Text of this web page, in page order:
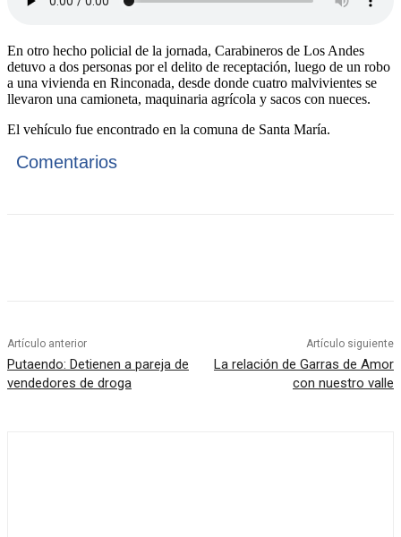
En otro hecho policial de la jornada, Carabineros de Los Andes
detuvo a dos personas por el delito de receptación, luego de un robo
a una vivienda en Rinconada, desde donde cuatro malvivientes se
llevaron una camioneta, maquinaria agrícola y sacos con nueces.
El vehículo fue encontrado en la comuna de Santa María.
Comentarios
Artículo anterior
Putaendo: Detienen a pareja de
vendedores de droga
Artículo siguiente
La relación de Garras de Amor
con nuestro valle